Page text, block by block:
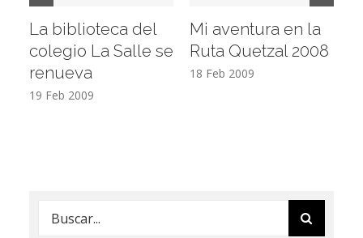
La biblioteca del
colegio La Salle se
renueva
19 Feb 2009
Mi aventura en la
Ruta Quetzal 2008
18 Feb 2009
Buscar: